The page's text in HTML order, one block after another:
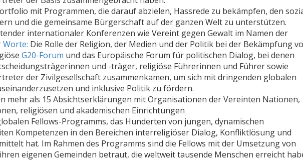
mit Programmen, die darauf abzielen, Hassrede zu bekämpfen, den
und die gemeinsame Bürgerschaft auf der ganzen Welt zu unterstützen.
internationaler Konferenzen wie Vereint gegen Gewalt im Namen der
Worte: Die Rolle der Religion, der Medien und der Politik bei der Bekämpfung
G20-Forum und das Europäische Forum für politischen Dialog, bei denen
und -träger, religiöse Führerinnen und Führer sowie
der Zivilgesellschaft zusammenkamen, um sich mit dringenden globalen
und inklusive Politik zu fördern.
mehr als 15 Absichtserklärungen mit Organisationen der Vereinten Nationen,
religiösen und akademischen Einrichtungen
Fellows-Programms, das Hunderten von jungen, dynamischen
Kompetenzen in den Bereichen interreligiöser Dialog, Konfliktlösung und
hat. Im Rahmen des Programms sind die Fellows mit der Umsetzung von
eigenen Gemeinden betraut, die weltweit tausende Menschen erreicht